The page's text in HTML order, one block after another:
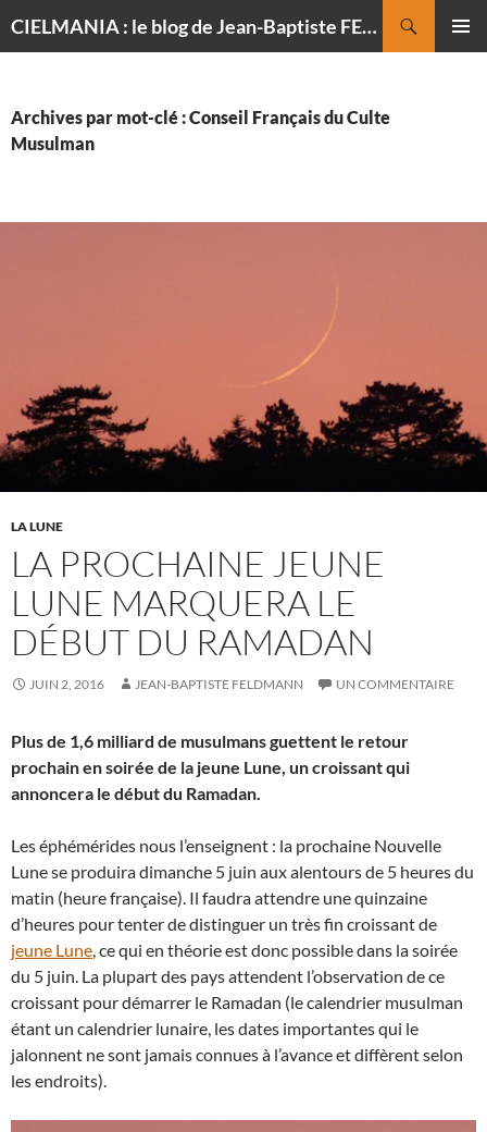
CIELMANIA : le blog de Jean-Baptiste FELDMANN, photographe du ciel
Archives par mot-clé : Conseil Français du Culte
Musulman
LA LUNE
LA PROCHAINE JEUNE
LUNE MARQUERA LE
DÉBUT DU RAMADAN
JUIN 2, 2016 JEAN-BAPTISTE FELDMANN UN COMMENTAIRE
Plus de 1,6 milliard de musulmans guettent le retour
prochain en soirée de la jeune Lune, un croissant qui
annoncera le début du Ramadan.
Les éphémérides nous l’enseignent : la prochaine Nouvelle
Lune se produira dimanche 5 juin aux alentours de 5 heures du
matin (heure française). Il faudra attendre une quinzaine
d’heures pour tenter de distinguer un très fin croissant de
jeune Lune, ce qui en théorie est donc possible dans la soirée
du 5 juin. La plupart des pays attendent l’observation de ce
croissant pour démarrer le Ramadan (le calendrier musulman
étant un calendrier lunaire, les dates importantes qui le
jalonnent ne sont jamais connues à l’avance et diffèrent selon
les endroits).